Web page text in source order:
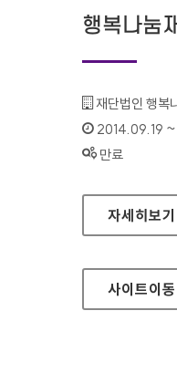
행복나눔
기관명 :
재단법인 행복
인증기간 :
2014.09.19
상태 :
만료
행복나눔재
자세히보기
사이트이동